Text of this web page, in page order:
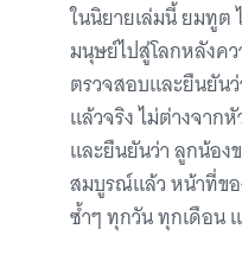
ในนิยายเล่มนี้ ยมทู
มนุษย์ไปสู่โลกหลังค
ตรวจสอบและยืนยัน
แล้วจริง ไม่ต่างจาก
และยืนยันว่า ลูกน้อง
สมบูรณ์แล้ว หน้าที่ข
ซ้ำๆ ทุกวัน ทุกเดือน